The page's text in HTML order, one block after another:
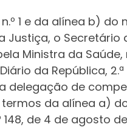
1 e da alínea b)
Justiça, o
Ministra da
da República,
delegação de
da alínea a)
148, de 4 de agosto